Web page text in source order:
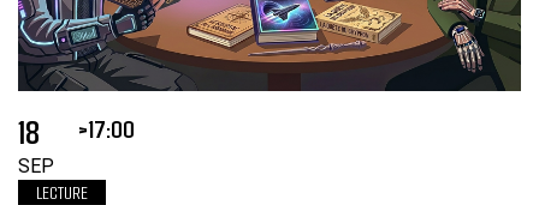
18
SEP
17:00
LECTURE